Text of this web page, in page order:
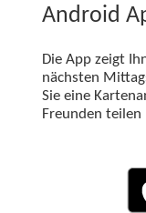
Android
Die App zeigt
nächsten
Sie eine
Freunden teilen